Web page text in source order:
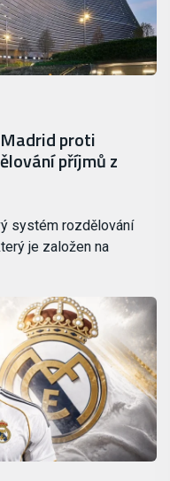
proti
příjmů z
systém rozdělování
je založen na